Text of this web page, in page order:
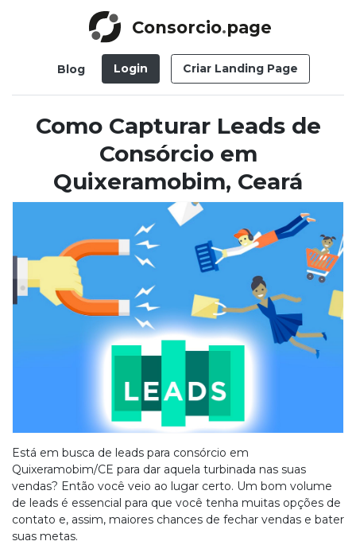
Consorcio.page
Blog Login Criar Landing Page
Como Capturar Leads de
Consórcio em
Quixeramobim, Ceará
Está em busca de leads para consórcio em
Quixeramobim/CE para dar aquela turbinada nas suas
vendas? Então você veio ao lugar certo. Um bom volume
de leads é essencial para que você tenha muitas opções de
contato e, assim, maiores chances de fechar vendas e bater
suas metas.